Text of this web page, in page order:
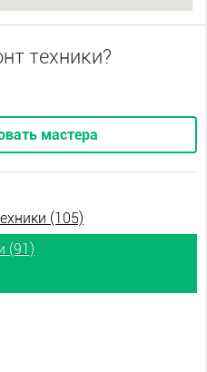
техники?
мастера
(105)
(91)